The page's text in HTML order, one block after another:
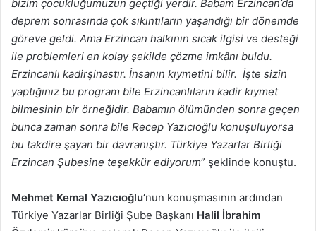
bizim çocukluğumuzun geçtiği yerdir. Babam Erzincan’da
deprem sonrasında çok sıkıntıların yaşandığı bir dönemde
göreve geldi. Ama Erzincan halkının sıcak ilgisi ve desteği
ile problemleri en kolay şekilde çözme imkânı buldu.
Erzincanlı kadirşinastır. İnsanın kıymetini bilir. İşte sizin
yaptığınız bu program bile Erzincanlıların kadir kıymet
bilmesinin bir örneğidir. Babamın ölümünden sonra geçen
bunca zaman sonra bile Recep Yazıcıoğlu konuşuluyorsa
bu takdire şayan bir davranıştır. Türkiye Yazarlar Birliği
Erzincan Şubesine teşekkür ediyorum” şeklinde konuştu.
Mehmet Kemal Yazıcıoğlu’nun konuşmasının ardından
Türkiye Yazarlar Birliği Şube Başkanı Halil İbrahim